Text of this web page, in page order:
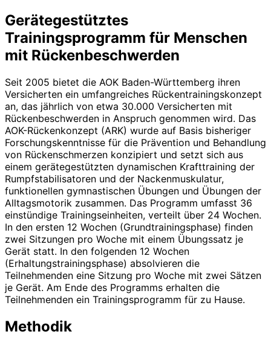
Gerätegestütztes
Trainingsprogramm für Menschen
mit Rückenbeschwerden
Seit 2005 bietet die AOK Baden-Württemberg ihren
Versicherten ein umfangreiches Rückentrainingskonzept
an, das jährlich von etwa 30.000 Versicherten mit
Rückenbeschwerden in Anspruch genommen wird. Das
AOK-Rückenkonzept (ARK) wurde auf Basis bisheriger
Forschungskenntnisse für die Prävention und Behandlung
von Rückenschmerzen konzipiert und setzt sich aus
einem gerätegestützten dynamischen Krafttraining der
Rumpfstabilisatoren und der Nackenmuskulatur,
funktionellen gymnastischen Übungen und Übungen der
Alltagsmotorik zusammen. Das Programm umfasst 36
einstündige Trainingseinheiten, verteilt über 24 Wochen.
In den ersten 12 Wochen (Grundtrainingsphase) finden
zwei Sitzungen pro Woche mit einem Übungssatz je
Gerät statt. In den folgenden 12 Wochen
(Erhaltungstrainingsphase) absolvieren die
Teilnehmenden eine Sitzung pro Woche mit zwei Sätzen
je Gerät. Am Ende des Programms erhalten die
Teilnehmenden ein Trainingsprogramm für zu Hause.
Methodik